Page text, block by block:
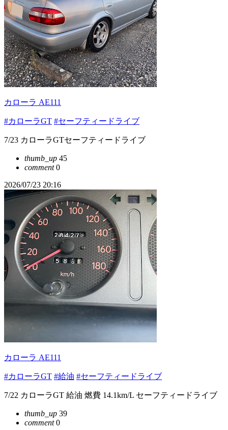
カローラ AE111
#カローラGT #セーフティードライブ
7/23 カローラGTセーフティードライブ
thumb_up 45
comment0
2026/07/23 20:16
カローラ AE111
#カローラGT #給油 #セーフティードライブ
7/22 カローラGT 給油 燃費 14.1km/L セーフティードライブ
thumb_up 39
comment0